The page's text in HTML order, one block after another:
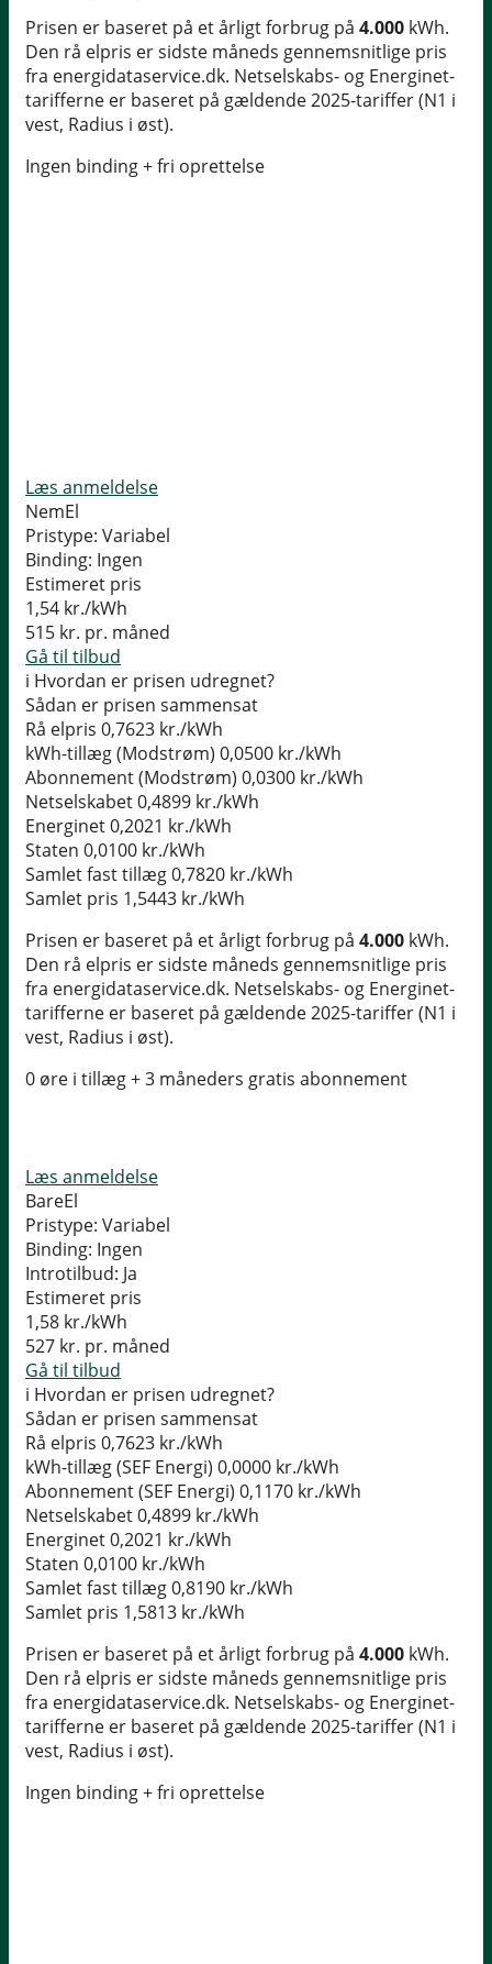
Prisen er baseret på et årligt forbrug på 4.000 kWh.
Den rå elpris er sidste måneds gennemsnitlige pris
fra energidataservice.dk. Netselskabs- og Energinet-
tarifferne er baseret på gældende 2025-tariffer (N1 i
vest, Radius i øst).
Ingen binding + fri oprettelse
Læs anmeldelse
NemEl
Pristype: Variabel
Binding: Ingen
Estimeret pris
1,54 kr./kWh
515 kr. pr. måned
Gå til tilbud
i Hvordan er prisen udregnet?
Sådan er prisen sammensat
Rå elpris 0,7623 kr./kWh
kWh-tillæg (Modstrøm) 0,0500 kr./kWh
Abonnement (Modstrøm) 0,0300 kr./kWh
Netselskabet0,4899 kr./kWh
Energinet0,2021 kr./kWh
Staten 0,0100 kr./kWh
Samlet fast tillæg0,7820 kr./kWh
Samlet pris 1,5443 kr./kWh
Prisen er baseret på et årligt forbrug på 4.000 kWh.
Den rå elpris er sidste måneds gennemsnitlige pris
fra energidataservice.dk. Netselskabs- og Energinet-
tarifferne er baseret på gældende 2025-tariffer (N1 i
vest, Radius i øst).
0 øre i tillæg + 3 måneders gratis abonnement
Læs anmeldelse
BareEl
Pristype: Variabel
Binding: Ingen
Introtilbud: Ja
Estimeret pris
1,58 kr./kWh
527 kr. pr. måned
Gå til tilbud
i Hvordan er prisen udregnet?
Sådan er prisen sammensat
Rå elpris 0,7623 kr./kWh
kWh-tillæg (SEF Energi) 0,0000 kr./kWh
Abonnement (SEF Energi) 0,1170 kr./kWh
Netselskabet0,4899 kr./kWh
Energinet0,2021 kr./kWh
Staten 0,0100 kr./kWh
Samlet fast tillæg0,8190 kr./kWh
Samlet pris 1,5813 kr./kWh
Prisen er baseret på et årligt forbrug på 4.000 kWh.
Den rå elpris er sidste måneds gennemsnitlige pris
fra energidataservice.dk. Netselskabs- og Energinet-
tarifferne er baseret på gældende 2025-tariffer (N1 i
vest, Radius i øst).
Ingen binding + fri oprettelse